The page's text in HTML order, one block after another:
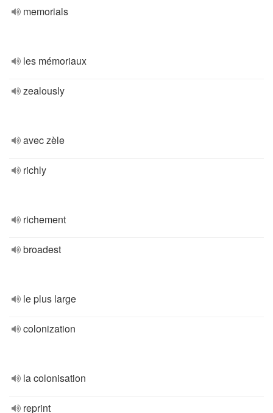
memorials
les mémoriaux
zealously
avec zèle
richly
richement
broadest
le plus large
colonization
la colonisation
reprint